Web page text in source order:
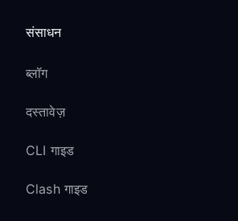
संसाधन
ब्लॉग
दस्तावेज़
CLI गाइड
Clash गाइड